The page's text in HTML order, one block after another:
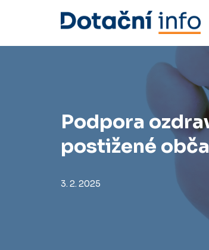
na
Podpora
postižené
3. 2. 2025